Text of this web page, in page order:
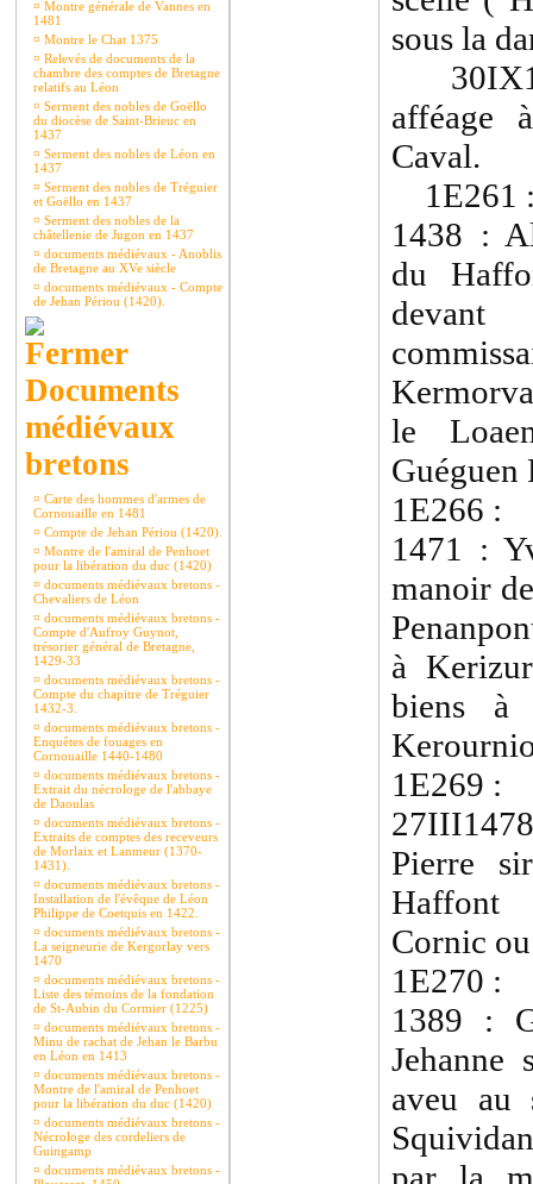
¤ Montre générale de Vannes en
1481
¤ Montre le Chat 1375
¤ Relevés de documents de la
chambre des comptes de Bretagne
relatifs au Léon
¤ Serment des nobles de Goëllo
du diocèse de Saint-Brieuc en
1437
¤ Serment des nobles de Léon en
1437
¤ Serment des nobles de Tréguier
et Goëllo en 1437
¤ Serment des nobles de la
châtellenie de Jugon en 1437
¤ documents médiévaux - Anoblis
de Bretagne au XVe siècle
¤ documents médiévaux - Compte
de Jehan Périou (1420).
Documents
médiévaux
bretons
¤ Carte des hommes d'armes de
Cornouaille en 1481
¤ Compte de Jehan Périou (1420).
¤ Montre de l'amiral de Penhoet
pour la libération du duc (1420)
¤ documents médiévaux bretons -
Chevaliers de Léon
¤ documents médiévaux bretons -
Compte d'Aufroy Guynot,
trésorier général de Bretagne,
1429-33
¤ documents médiévaux bretons -
Compte du chapitre de Tréguier
1432-3.
¤ documents médiévaux bretons -
Enquêtes de fouages en
Cornouaille 1440-1480
¤ documents médiévaux bretons -
Extrait du nécrologe de l'abbaye
de Daoulas
¤ documents médiévaux bretons -
Extraits de comptes des receveurs
de Morlaix et Lanmeur (1370-
1431).
¤ documents médiévaux bretons -
Installation de l'évêque de Léon
Philippe de Coetquis en 1422.
¤ documents médiévaux bretons -
La seigneurie de Kergorlay vers
1470
¤ documents médiévaux bretons -
Liste des témoins de la fondation
de St-Aubin du Cormier (1225)
¤ documents médiévaux bretons -
Minu de rachat de Jehan le Barbu
en Léon en 1413
¤ documents médiévaux bretons -
Montre de l'amiral de Penhoet
pour la libération du duc (1420)
¤ documents médiévaux bretons -
Nécrologe des cordeliers de
Guingamp
¤ documents médiévaux bretons -
sous la
afféage
Caval.
1E261
1438 :
du
le
Guéguen
1E266 :
1471 :
manoir
à
biens à
1E269 :
Pierre
Haffont
Cornic
1E270 :
1389 :
Jehanne
aveu au